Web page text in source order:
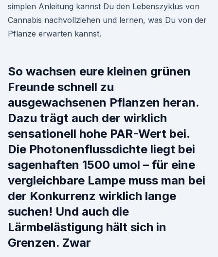
simplen Anleitung kannst Du den Lebenszyklus von
Cannabis nachvollziehen und lernen, was Du von der
Pflanze erwarten kannst.
So wachsen eure kleinen grünen
Freunde schnell zu
ausgewachsenen Pflanzen heran.
Dazu trägt auch der wirklich
sensationell hohe PAR-Wert bei.
Die Photonenflussdichte liegt bei
sagenhaften 1500 umol – für eine
vergleichbare Lampe muss man bei
der Konkurrenz wirklich lange
suchen! Und auch die
Lärmbelästigung hält sich in
Grenzen. Zwar